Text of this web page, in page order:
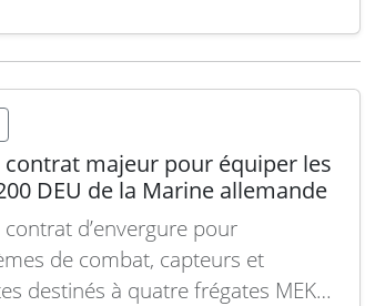
utilisé pour le transport de
la suite
majeur pour équiper les
DEU de la Marine allemande
d’envergure pour
de combat, capteurs et
destinés à quatre frégates MEKO